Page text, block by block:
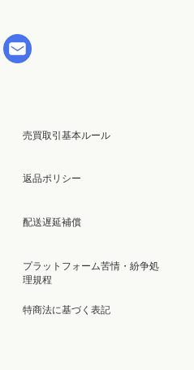
売買取引基本ルール
返品ポリシー
配送遅延補償
プラットフォーム苦情・紛争処
理規程
特商法に基づく表記